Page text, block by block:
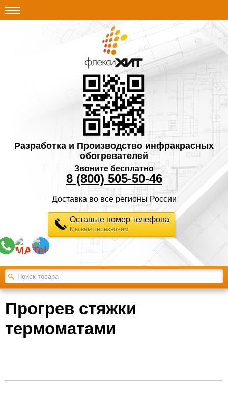
Разработка и Производство инфракрасных
обогревателей
Звоните бесплатно
8 (800) 505-50-46
Доставка во все регионы России
Оставьте номер телефона
Мы вам перезвоним
Прогрев стяжки
термоматами